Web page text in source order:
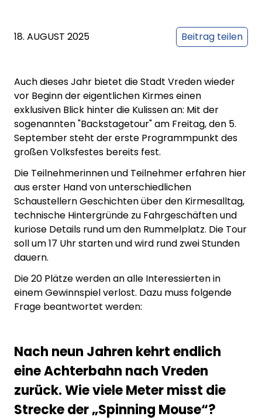
18. AUGUST 2025 Beitrag teilen
Auch dieses Jahr bietet die Stadt Vreden wieder
vor Beginn der eigentlichen Kirmes einen
exklusiven Blick hinter die Kulissen an: Mit der
sogenannten "Backstagetour" am Freitag, den 5.
September steht der erste Programmpunkt des
großen Volksfestes bereits fest.
Die Teilnehmerinnen und Teilnehmer erfahren hier
aus erster Hand von unterschiedlichen
Schaustellern Geschichten über den Kirmesalltag,
technische Hintergründe zu Fahrgeschäften und
kuriose Details rund um den Rummelplatz. Die Tour
soll um 17 Uhr starten und wird rund zwei Stunden
dauern.
Die 20 Plätze werden an alle Interessierten in
einem Gewinnspiel verlost. Dazu muss folgende
Frage beantwortet werden:
Nach neun Jahren kehrt endlich
eine Achterbahn nach Vreden
zurück. Wie viele Meter misst die
Strecke der „Spinning Mouse“?